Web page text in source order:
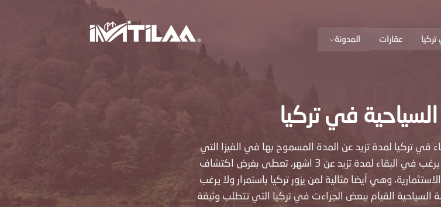
تركيا عقارات المدونة
السياحية في تركيا
في تركيا لمدة تزيد عن المدة المسموح بها في الفيزا التي
في البقاء لمدة تزيد عن 3 اشهر،
تعطى بغرض اكتشاف
الاستثمارية، وهي أيضا مثالية لمن يزور تركيا باستمرار ولا يرغب
السياحية القيام ببعض الجراءت في تركيا التي تتطلب وثيقة